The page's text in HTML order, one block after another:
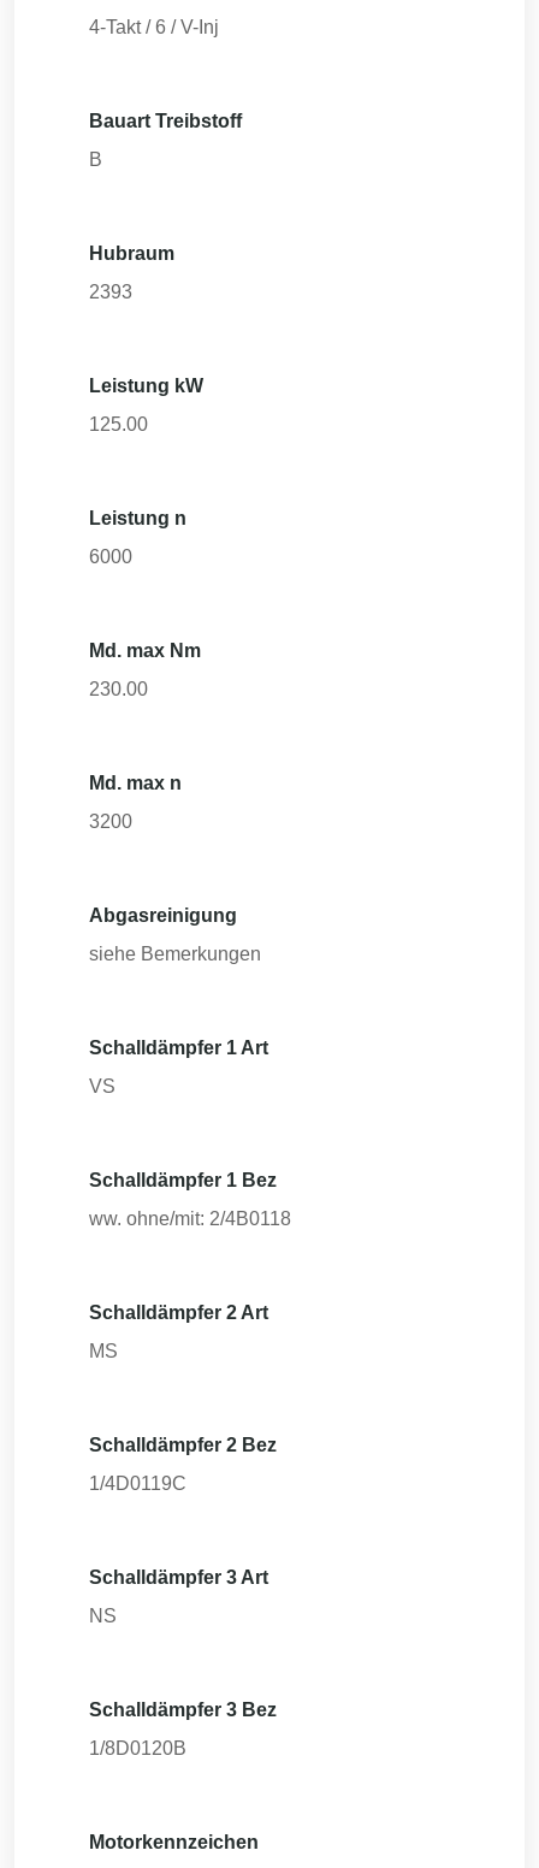
4-Takt / 6 / V-Inj
Bauart Treibstoff
B
Hubraum
2393
Leistung kW
125.00
Leistung n
6000
Md. max Nm
230.00
Md. max n
3200
Abgasreinigung
siehe Bemerkungen
Schalldämpfer 1 Art
VS
Schalldämpfer 1 Bez
ww. ohne/mit: 2/4B0118
Schalldämpfer 2 Art
MS
Schalldämpfer 2 Bez
1/4D0119C
Schalldämpfer 3 Art
NS
Schalldämpfer 3 Bez
1/8D0120B
Motorkennzeichen